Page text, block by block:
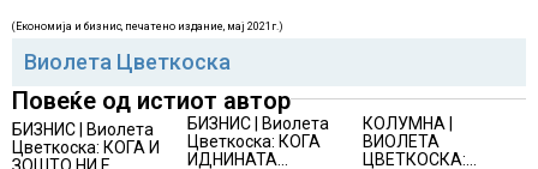
(Економија и бизнис, печатено издание, мај 2021г.)
Виолета Цветкоска
Повеќе од истиот автор
БИЗНИС | Виолета
Цветкоска: КОГА И
БИЗНИС | Виолета
Цветкоска: КОГА
ИДНИНАТА
КОЛУМНА |
ВИОЛЕТА
ЦВЕТКОСКА: